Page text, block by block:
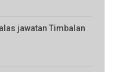
jawatan Timbalan